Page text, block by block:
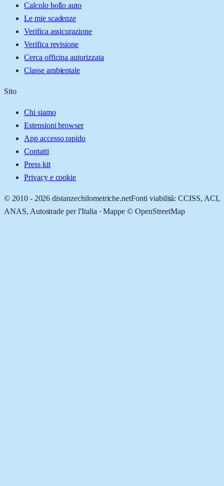
Calcolo bollo auto
Le mie scadenze
Verifica assicurazione
Verifica revisione
Cerca officina autorizzata
Classe ambientale
Sito
Chi siamo
Estensioni browser
App accesso rapido
Contatti
Press kit
Privacy e cookie
© 2010 - 2026 distanzechilometriche.netFonti viabilità: CCISS, ACI,
ANAS, Autostrade per l'Italia · Mappe © OpenStreetMap